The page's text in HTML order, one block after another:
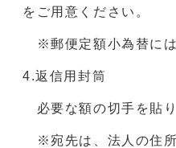
をご用意ください。
※郵便定額小為替には
4.返信用封筒
必要な額の切手を貼
※宛先は、法人の住所